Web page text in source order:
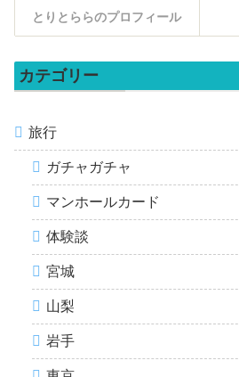
とりとららのプロフィール
カテゴリー
旅行
ガチャガチャ
マンホールカード
体験談
宮城
山梨
岩手